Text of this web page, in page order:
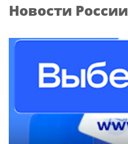
Новости России